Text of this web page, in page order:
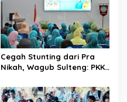
Cegah Stunting dari Pra
Nikah, Wagub Sulteng: PKK
Selamatkan Generasi Emas